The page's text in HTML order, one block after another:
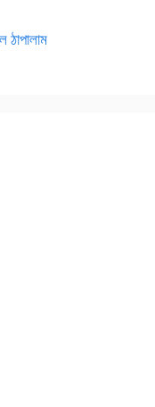
ঠাপালাম